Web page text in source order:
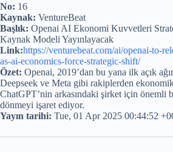
No: 16
Kaynak: VentureBeat
Başlık: Openai AI Ekonomi Kuvvetleri
Kaynak Modeli Yayınlayacak
Link:https://venturebeat.com/ai/openai-to-
as-ai-economics-force-strategic-shift/
Özet: Openai, 2019’dan bu yana ilk açık
Deepseek ve Meta gibi rakiplerden ekonomik
ChatGPT’nin arkasındaki şirket için önemli
dönmeyi işaret ediyor.
Yayın tarihi: Tue, 01 Apr 2025 00:44:52